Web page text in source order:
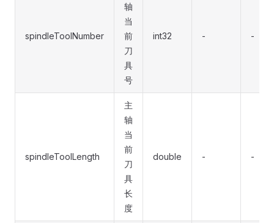
spindleToolNumber
轴
当
前
刀
具
号
int32 - -
spindleToolLength
主
轴
当
前
刀
具
长
度
double - -